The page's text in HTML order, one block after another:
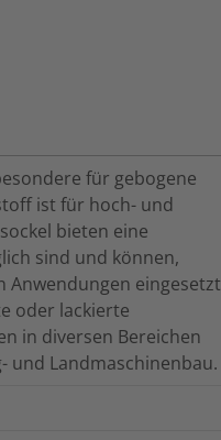
für gebogene
ist für hoch- und
bieten eine
sind und können,
Anwendungen eingesetzt
oder lackierte
in diversen Bereichen
und Landmaschinenbau.